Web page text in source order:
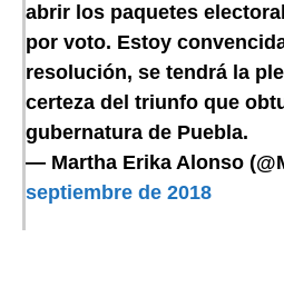
abrir los paquetes
por voto. Estoy
resolución, se tendrá la
certeza del triunfo que
gubernatura de Puebla.
— Martha Erika Alonso
septiembre de 2018